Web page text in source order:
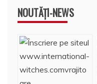
NOUTĂȚI-NEWS